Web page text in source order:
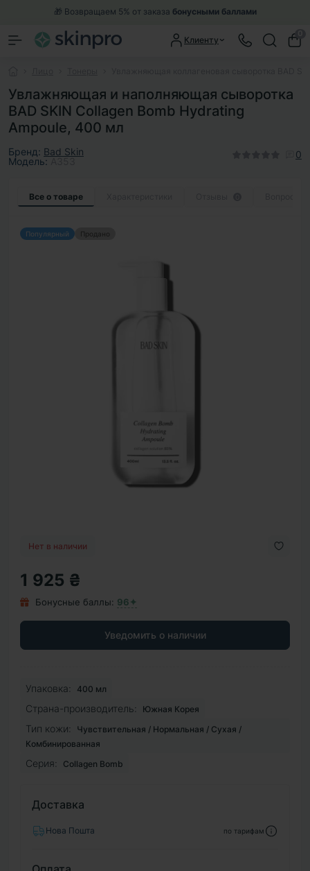
🎁 Возвращаем 5% от заказа бонусными баллами
Клиенту
Увлажняющая и наполняющая сыворотка
BAD SKIN Collagen Bomb Hydrating
Ampoule, 400 мл
Бренд: Bad Skin
Модель:
0
Все о товаре
Популярный Продано
Нет в наличии
1 925 ₴
Бонусные баллы: 96✦
Уведомить о наличии
Упаковка: 400 мл
Страна-производитель: Южная Корея
Тип кожи:
Чувствительная / Нормальная / Сухая /
Комбинированная
Серия: Collagen Bomb
Доставка
Нова Пошта по тарифам